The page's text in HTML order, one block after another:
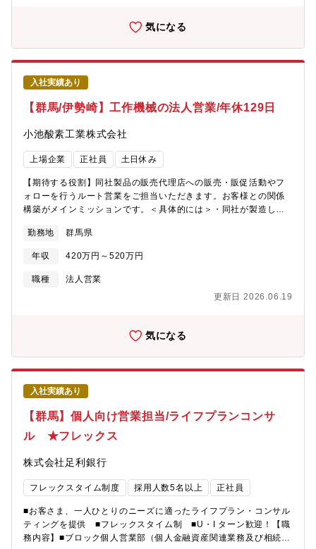
直接感じることができるやりがいのある業務です。
気になる
入社実績あり
【群馬/伊勢崎】工作機械の法人営業/年休129日
小池酸素工業株式会社
上場企業 正社員 土日休み
【期待する役割】同社製品の販売代理店への販売・販促活動やフ
ォローを行うルート営業をご担当いただきます。お客様との関係
構築がメインミッションです。＜具体的には＞・同社が製造した
機、溶材商品、関連商材等の販売活動・販売店営業担当者との商
談（新製品の紹介）・製品勉強会の実施【取引先】主に製造現場
（メーカー）または販売代理店となります。１人あたりの担当社
数は20～30社程度で、代理店が９割、販売店が１割程度です。※
ジションについて】・ご入社後は先輩社員の商談に同席をしてい
全体での予算はありますが、人数で割るようなことはせず、個人
のスキルに応じて目標値を設定しています。
勤務地 群馬県
年収 420万円～520万円
職種
法人営業
更新日 2026.06.19
気になる
入社実績あり
【群馬】個人向け営業担当/ライフプランコンサ
ル ★フレックス
株式会社足利銀行
フレックスタイム制度 採用人数5名以上 正社員
■お客さま、一人ひとりのニーズに適ったライフプラン・コンサル
ティングを提供 ■フレックスタイム制 ■U・I ターン歓迎！【職
務内容】■ブロック個人営業部（個人金融資産関連業務及び相続関